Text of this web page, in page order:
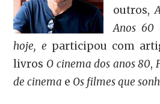
outros,
Anos 60
hoje, e participou com
livros O cinema dos anos 80,
de cinema e Os filmes que